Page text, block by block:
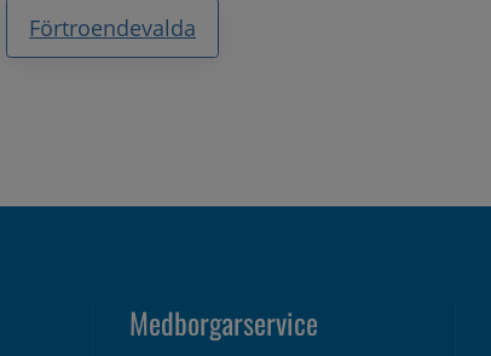
Förtroendevalda
Medborgarservice